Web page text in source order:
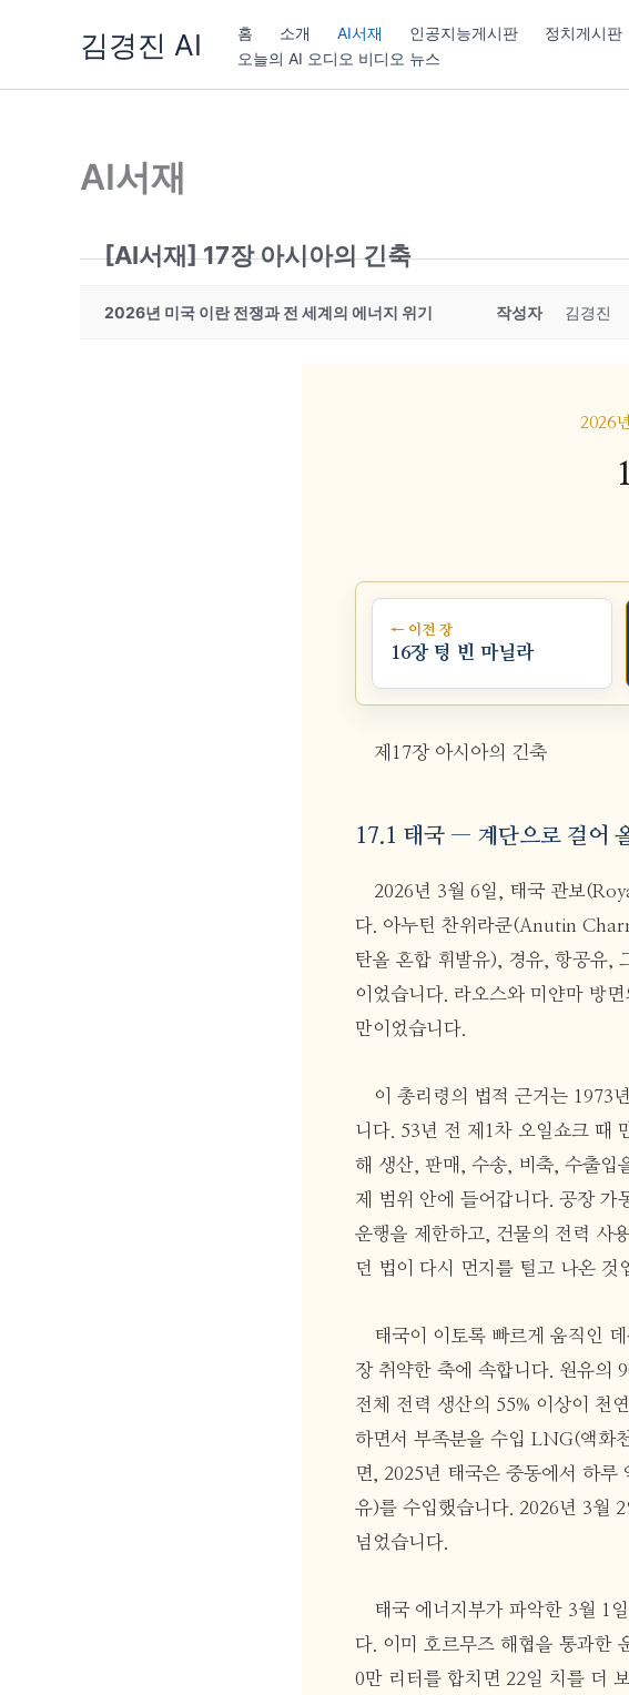
김경진 AI 홈 소개 AI서재 인공지능게시판 정치게시판
오늘의 AI 오디오 비디오 뉴스
AI서재
[AI서재] 17장 아시아의 긴축
2026년 미국 이란 전쟁과 전 세계의 에너지 위기 작성자 김경진
2026
← 이전 장
16장 텅 빈 마닐라
제17장 아시아의 긴축
17.1 태국 — 계단으로 걸어
2026년 3월 6일, 태국 관보
다. 아누틴 찬위라쿤(Anutin
탄올 혼합 휘발유), 경유, 항공유,
이었습니다. 라오스와 미얀마 방
만이었습니다.
이 총리령의 법적 근거는 1973
니다. 53년 전 제1차 오일쇼크 때
해 생산, 판매, 수송, 비축, 수출입
제 범위 안에 들어갑니다. 공장 가
운행을 제한하고, 건물의 전력 사
던 법이 다시 먼지를 털고 나온 것
태국이 이토록 빠르게 움직인
장 취약한 축에 속합니다. 원유의
전체 전력 생산의 55% 이상이 천
하면서 부족분을 수입 LNG(액화
면, 2025년 태국은 중동에서 하루
유)를 수입했습니다. 2026년 3월
넘었습니다.
태국 에너지부가 파악한 3월 1
다. 이미 호르무즈 해협을 통과한
0만 리터를 합치면 22일 치를 더